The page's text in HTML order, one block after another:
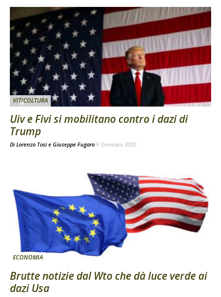
VITICOLTURA
Uiv e Fivi si mobilitano contro i dazi di
Trump
Di Lorenzo Tosi e Giuseppe Fugaro 9 Gennaio 2020
ECONOMIA
Brutte notizie dal Wto che dà luce verde ai
dazi Usa